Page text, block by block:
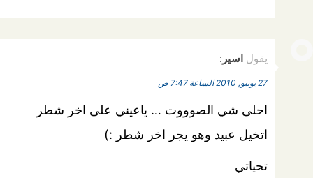
يقول اسير :
27 يونيو, 2010 الساعة 7:47 ص
احلى شي الصوووت … ياعيني على اخر شطر
اتخيل عبيد وهو يجر اخر شطر :)
تحياتي